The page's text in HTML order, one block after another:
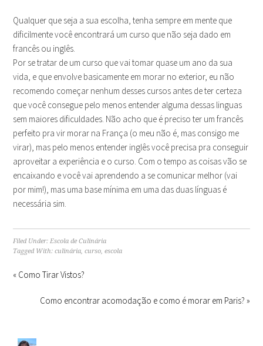
Qualquer que seja a sua escolha, tenha sempre em mente que
dificilmente você encontrará um curso que não seja dado em
francês ou inglês.
Por se tratar de um curso que vai tomar quase um ano da sua
vida, e que envolve basicamente em morar no exterior, eu não
recomendo começar nenhum desses cursos antes de ter certeza
que você consegue pelo menos entender alguma dessas linguas
sem maiores dificuldades. Não acho que é preciso ter um francês
perfeito pra vir morar na França (o meu não é, mas consigo me
virar), mas pelo menos entender inglês você precisa pra conseguir
aproveitar a experiência e o curso. Com o tempo as coisas vão se
encaixando e você vai aprendendo a se comunicar melhor (vai
por mim!), mas uma base mínima em uma das duas línguas é
necessária sim.
Filed Under:Escola de Culinária
Tagged With:culinária,curso,escola
« Como Tirar Vistos?
Como encontrar acomodação e como é morar em Paris? »